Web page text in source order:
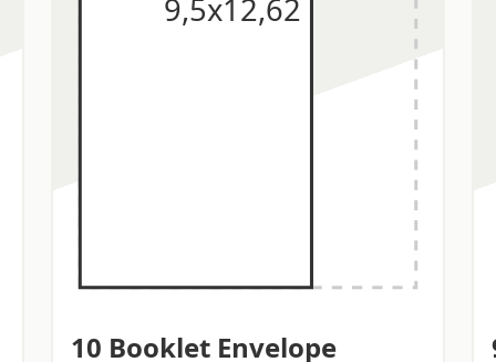
10 Booklet Envelope